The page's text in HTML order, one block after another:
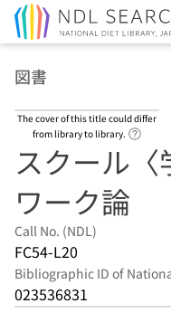
図書
The cover of this title could differ
from library to library.
スクール
ワーク論
Call No. (NDL)
FC54-L20
Bibliographic ID of
023536831